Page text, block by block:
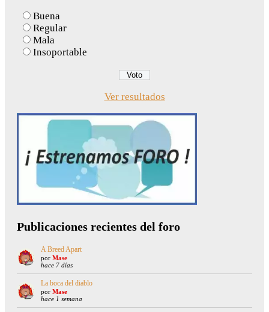
Buena
Regular
Mala
Insoportable
Ver resultados
Publicaciones recientes del foro
A Breed Apart
por Mase
hace 7 días
La boca del diablo
por Mase
hace 1 semana